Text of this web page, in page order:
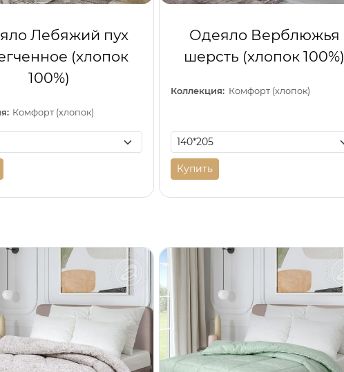
Лебяжий пух
(хлопок
100%)
Комфорт (хлопок)
Одеяло Верблюжья
шерсть (хлопок 100%)
Коллекция: Комфорт (хлопок)
Купить